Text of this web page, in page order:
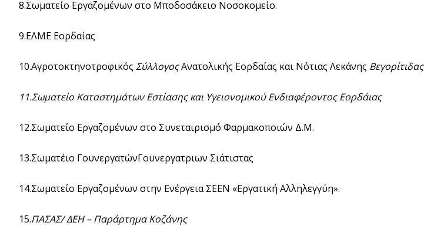
8.Σωματείο Εργαζομένων στο Μποδοσάκειο Νοσοκομείο.
9.ΕΛΜΕ Εορδαίας
10.Αγροτοκτηνοτροφικός ΣύλλογοςΑνατολικής Εορδαίας και Νότιας Λεκάνης Βεγορίτιδας
11.Σωματείο Καταστημάτων Εστίασης και Υγειονομικού Ενδιαφέροντος Εορδάιας
12.Σωματείο Εργαζομένων στο Συνεταιρισμό Φαρμακοποιών Δ.Μ.
13.Σωματέιο ΓουνεργατώνΓουνεργατριων Σιάτιστας
14.Σωματείο Εργαζομένων στην Ενέργεια ΣΕΕΝ «Εργατική Αλληλεγγύη».
15.ΠΑΣΑΣ/ ΔΕΗ – Παράρτημα Κοζάνης